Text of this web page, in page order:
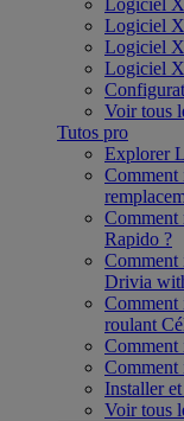
Logiciel
Logiciel
Logiciel
Logiciel
Voir tous
Tutos pro
Explorer
Comment
Comment
Rapido ?
Comment
Drivia
Comment
roulant
Comment
Comment
Installer
Voir tous